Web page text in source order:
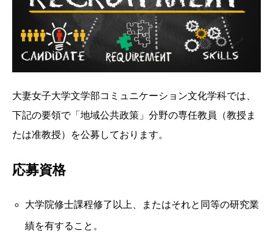
大妻女子大学文学部コミュニケーション文化学科では、
下記の要領で「地域公共政策」分野の専任教員（教授ま
たは准教授）を公募しております。
応募資格
大学院修士課程修了以上、またはそれと同等の研究業
績を有すること。